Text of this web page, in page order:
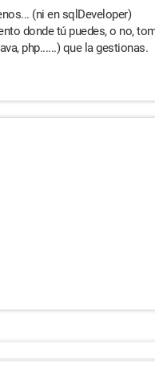
(ni en sqlDeveloper)
donde tú puedes, o no,
php......) que la gestionas.